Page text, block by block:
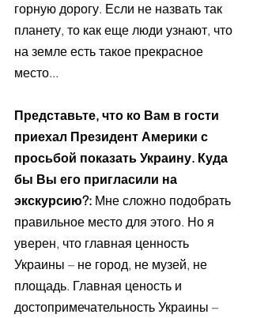
горную дорогу. Если не назвать так
планету, то как еще люди узнают, что
на земле есть такое прекрасное
место...
Представьте, что ко Вам в гости
приехал Президент Америки с
просьбой показать Украину. Куда
бы Вы его пригласили на
экскурсию?: Мне сложно подобрать
правильное место для этого. Но я
уверен, что главная ценность
Украины – не город, не музей, не
площадь. Главная ценость и
достопримечательность Украины –